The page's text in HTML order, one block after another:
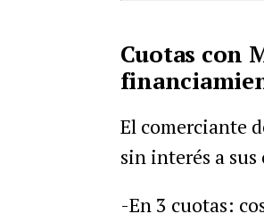
Cuotas con
El comerciante
sin interés a
-En 3 cuotas: